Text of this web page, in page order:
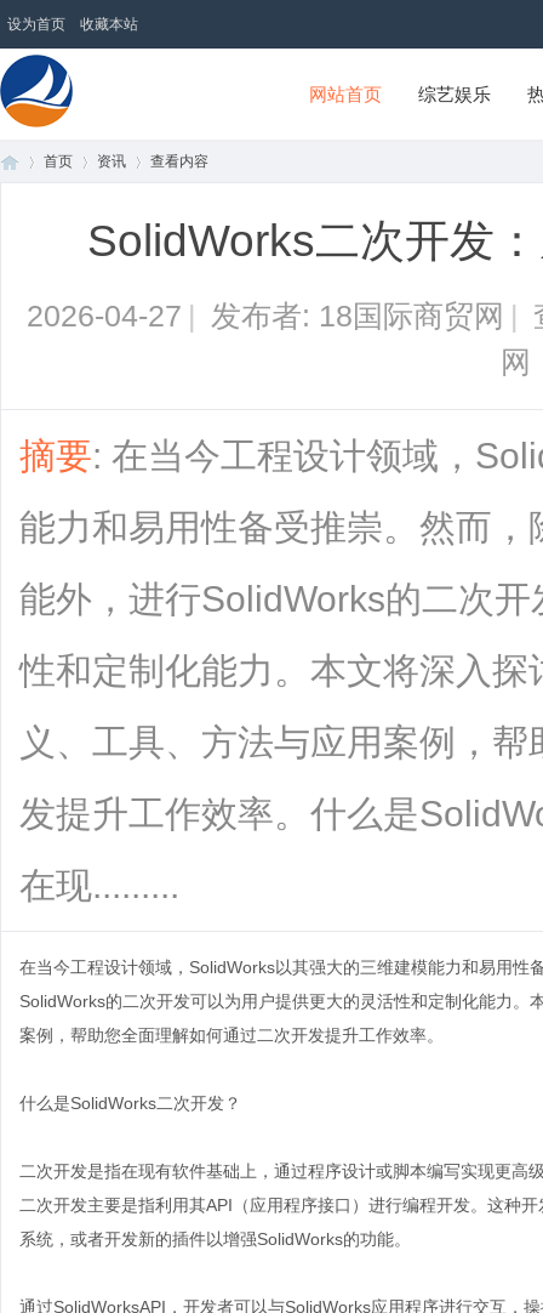
设为首页 收藏本站
18国际商贸网
网站首页 综艺娱乐
首页 资讯 查看内容
SolidWorks二次开发
2026-04-27 | 发布者: 18国际商贸网 |
网
摘要: 在当今工程设计领域，
能力和易用性备受推崇。然而
能外，进行SolidWorks的二次
性和定制化能力。本文将深入
义、工具、方法与应用案例，
发提升工作效率。什么是
在现.........
在当今工程设计领域，SolidWorks以其强大的三维建模能力和易用
SolidWorks的二次开发可以为用户提供更大的灵活性和定制化能力。
案例，帮助您全面理解如何通过二次开发提升工作效率。
什么是SolidWorks二次开发？
二次开发是指在现有软件基础上，通过程序设计或脚本编写实现更
二次开发主要是指利用其API（应用程序接口）进行编程开发。这种
系统，或者开发新的插件以增强SolidWorks的功能。
通过SolidWorksAPI，开发者可以与SolidWorks应用程序进行交互，